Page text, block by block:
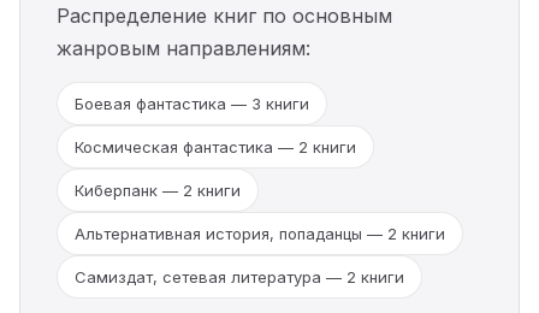
Распределение книг по основным
жанровым направлениям:
Боевая фантастика — 3 книги
Космическая фантастика — 2 книги
Киберпанк — 2 книги
Альтернативная история, попаданцы — 2 книги
Самиздат, сетевая литература — 2 книги